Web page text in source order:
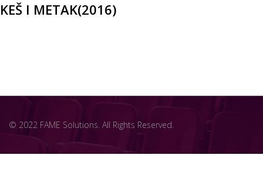
KEŠ I METAK(2016)
© 2022 FAME Solutions. All Rights Reserved.